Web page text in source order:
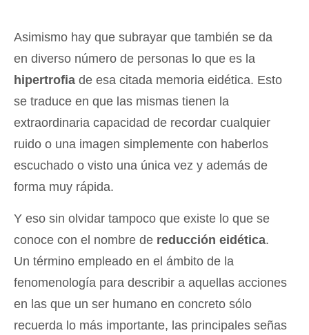
Asimismo hay que subrayar que también se da
en diverso número de personas lo que es la
hipertrofia de esa citada memoria eidética. Esto
se traduce en que las mismas tienen la
extraordinaria capacidad de recordar cualquier
ruido o una imagen simplemente con haberlos
escuchado o visto una única vez y además de
forma muy rápida.
Y eso sin olvidar tampoco que existe lo que se
conoce con el nombre de reducción eidética.
Un término empleado en el ámbito de la
fenomenología para describir a aquellas acciones
en las que un ser humano en concreto sólo
recuerda lo más importante, las principales señas